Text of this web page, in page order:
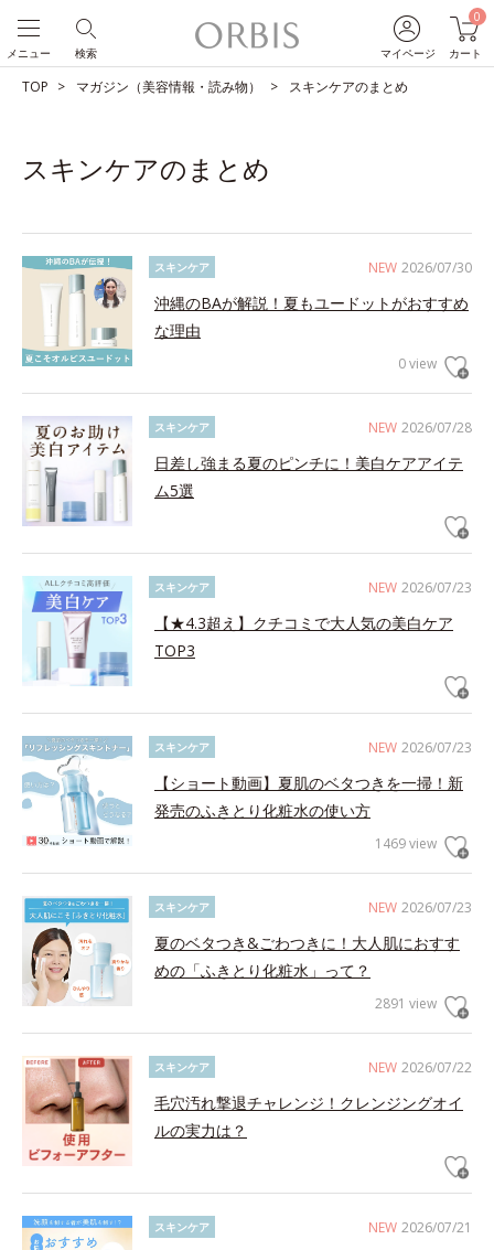
マイページ
0
カート
検索
メニュー
TOP マガジン（美容情報・読み物） スキンケアのまとめ
スキンケアのまとめ
NEW 2026/07/30
スキンケア
沖縄のBAが解説！夏もユードットがおすすめ
な理由
0 view
NEW 2026/07/28
スキンケア
日差し強まる夏のピンチに！美白ケアアイテ
ム5選
NEW 2026/07/23
スキンケア
【★4.3超え】クチコミで大人気の美白ケア
TOP3
NEW 2026/07/23
スキンケア
【ショート動画】夏肌のベタつきを一掃！新
発売のふきとり化粧水の使い方
1469 view
NEW 2026/07/23
スキンケア
夏のベタつき&ごわつきに！大人肌におすす
めの「ふきとり化粧水」って？
2891 view
NEW 2026/07/22
スキンケア
毛穴汚れ撃退チャレンジ！クレンジングオイ
ルの実力は？
NEW 2026/07/21
スキンケア